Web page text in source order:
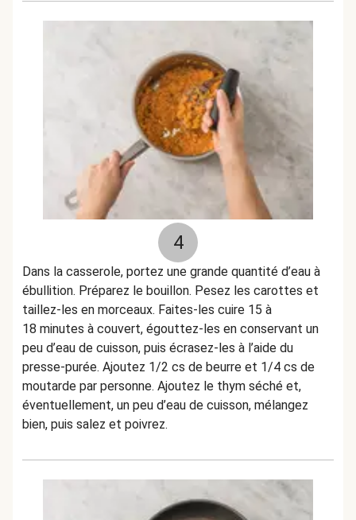
4
Dans la casserole, portez une grande quantité d’eau à
ébullition. Préparez le bouillon. Pesez les carottes et
taillez-les en morceaux. Faites-les cuire 15 à
18 minutes à couvert, égouttez-les en conservant un
peu d’eau de cuisson, puis écrasez-les à l’aide du
presse-purée. Ajoutez 1/2 cs de beurre et 1/4 cs de
moutarde par personne. Ajoutez le thym séché et,
éventuellement, un peu d’eau de cuisson, mélangez
bien, puis salez et poivrez.